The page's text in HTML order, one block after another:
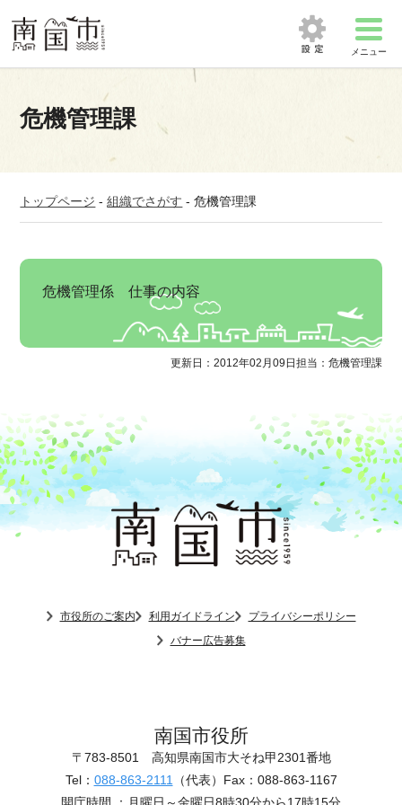
メニュー
危機管理課
トップページ -組織でさがす -危機管理課
危機管理係 仕事の内容
更新日：2012年02月09日 担当：危機管理課
市役所のご案内 利用ガイドライン
プライバシーポリシー
バナー広告募集
南国市役所
〒783-8501 高知県南国市大そね甲2301番地
Tel： 088-863-2111 （代表） Fax：088-863-1167